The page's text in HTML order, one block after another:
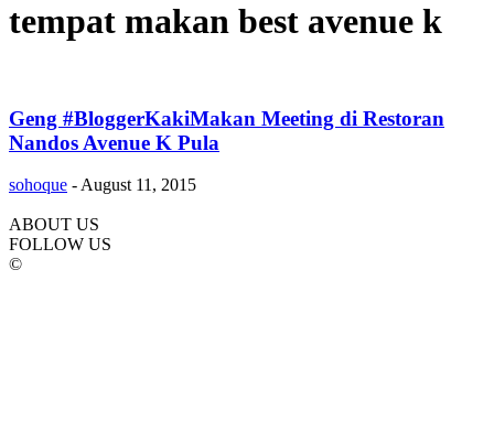
tempat makan best avenue k
Geng #BloggerKakiMakan Meeting di Restoran
Nandos Avenue K Pula
sohoque - August 11, 2015
ABOUT US
FOLLOW US
©